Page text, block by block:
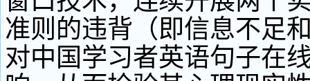
准则的违背（即信息不足
对中国学习者英语句子在